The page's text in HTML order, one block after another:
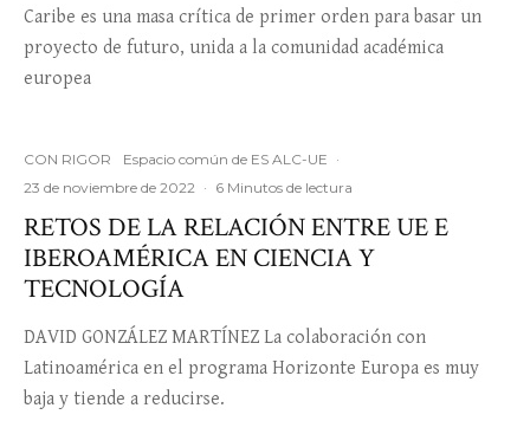
Caribe es una masa crítica de primer orden para basar un
proyecto de futuro, unida a la comunidad académica
europea
CON RIGOR Espacio común de ES ALC-UE ·
23 de noviembre de 2022 · 6 Minutos de lectura
RETOS DE LA RELACIÓN ENTRE UE E
IBEROAMÉRICA EN CIENCIA Y
TECNOLOGÍA
DAVID GONZÁLEZ MARTÍNEZ La colaboración con
Latinoamérica en el programa Horizonte Europa es muy
baja y tiende a reducirse.